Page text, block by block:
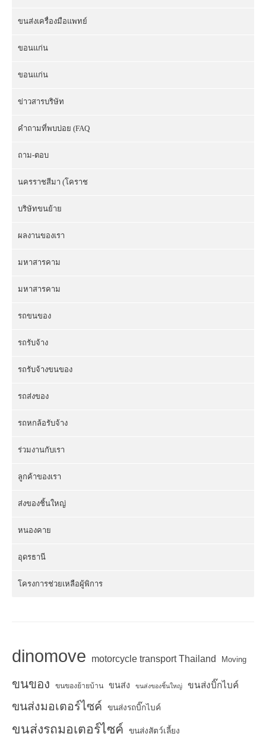
ขนส่งเครื่องมือแพทย์
ขอนแก่น
ขอนแก่น
ข่าวสารบริษัท
คำถามที่พบบ่อย (FAQ
ถาม-ตอบ
นครราชสีมา (โคราช
บริษัทขนย้าย
ผลงานของเรา
มหาสารคาม
มหาสารคาม
รถขนของ
รถรับจ้าง
รถรับจ้างขนของ
รถส่งของ
รถหกล้อรับจ้าง
ร่วมงานกับเรา
ลูกค้าของเรา
ส่งของชิ้นใหญ่
หนองคาย
อุดรธานี
โครงการช่วยเหลือผู้พิการ
dinomove motorcycle transport Thailand Moving
ขนของ ขนของย้ายบ้าน ขนส่ง ขนส่งของชิ้นใหญ่ ขนส่งบิ๊กไบค์
ขนส่งมอเตอร์ไซค์ ขนส่งรถบิ๊กไบค์
ขนส่งรถมอเตอร์ไซค์ ขนส่งสัตว์เลี้ยง